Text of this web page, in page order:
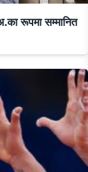
रूपमा सम्मानित